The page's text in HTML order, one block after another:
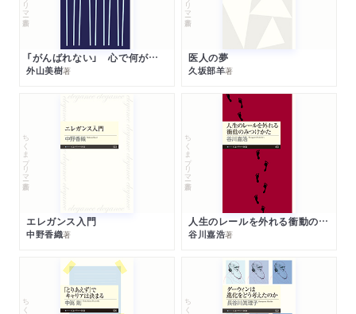
「がんばれない」 心で何が起きているか
外山美樹著
医人の夢
久坂部羊著
ちくまプリマー新書
エレガンス入門
中野香織著
ちくまプリマー新書
人生のレールを外れる衝動のみつけかた
谷川嘉浩著